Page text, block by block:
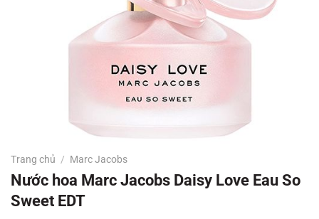
Trang chủ / Marc Jacobs
Nước hoa Marc Jacobs Daisy Love Eau So
Sweet EDT